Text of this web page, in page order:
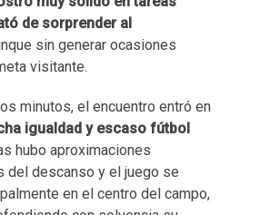
de sorprender al
sin generar ocasiones
visitante.
minutos, el encuentro entró en
igualdad y escaso fútbol
hubo aproximaciones
del descanso y el juego se
en el centro del campo,